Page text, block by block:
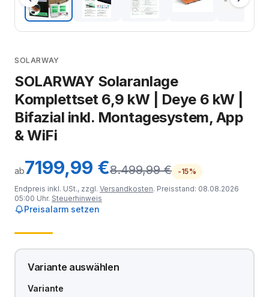
SOLARWAY
SOLARWAY Solaranlage
Komplettset 6,9 kW | Deye 6 kW |
Bifazial inkl. Montagesystem, App
& WiFi
ab7199,99 €8.499,99 €
-15%
Endpreis inkl. USt., zzgl. Versandkosten. Preisstand: 08.08.2026
05:00 Uhr. Steuerhinweis
Preisalarm setzen
Variante auswählen
Variante